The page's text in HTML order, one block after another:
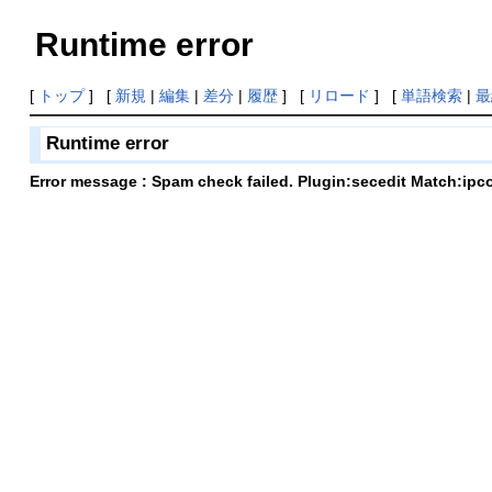
Runtime error
[ トップ] [ 新規 | 編集| 差分| 履歴] [ リロード ] [ 単語検索|
Runtime error
Error message : Spam check failed. Plugin:secedit